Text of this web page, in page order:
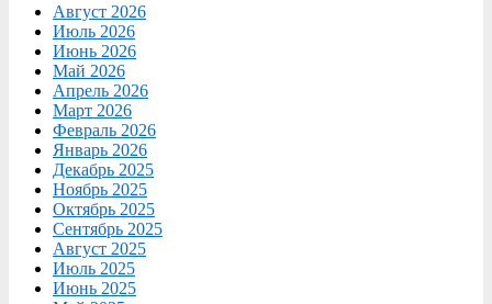
Август 2026
Июль 2026
Июнь 2026
Май 2026
Апрель 2026
Март 2026
Февраль 2026
Январь 2026
Декабрь 2025
Ноябрь 2025
Октябрь 2025
Сентябрь 2025
Август 2025
Июль 2025
Июнь 2025